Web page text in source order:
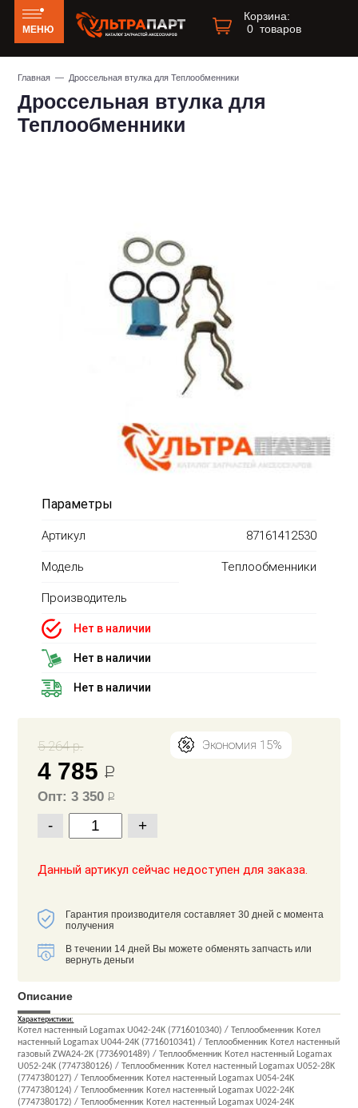
МЕНЮ
Корзина:
0 товаров
Главная — Дроссельная втулка для Теплообменники
Дроссельная втулка для
Теплообменники
Параметры
Артикул 87161412530
Модель Теплообменники
Производитель
Нет в наличии
Нет в наличии
Нет в наличии
5 264 р. Экономия 15%
4 785Р
Опт: 3 350Р
- +
Данный артикул сейчас недоступен для заказа.
Гарантия производителя составляет 30 дней с момента
получения
В течении 14 дней Вы можете обменять запчасть или
вернуть деньги
Описание
Характеристики:
Котел настенный Logamax U042-24K (7716010340) / Теплообменник Котел
настенный Logamax U044-24K (7716010341) / Теплообменник Котел настенный
газовый ZWA24-2K (7736901489) / Теплообменник Котел настенный Logamax
U052-24K (7747380126) / Теплообменник Котел настенный Logamax U052-28K
(7747380127) / Теплообменник Котел настенный Logamax U054-24K
(7747380124) / Теплообменник Котел настенный Logamax U022-24K
(7747380172) / Теплообменник Котел настенный Logamax U024-24K